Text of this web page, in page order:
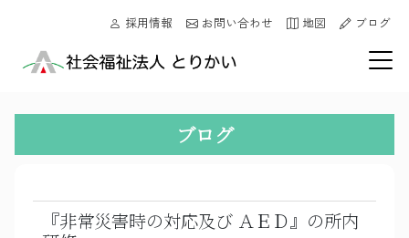
採用情報 お問い合わせ 地図 ブログ
ブログ
『非常災害時の対応及び ＡＥＤ』の所内